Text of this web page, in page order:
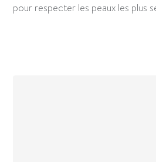
pour respecter les peaux les plus